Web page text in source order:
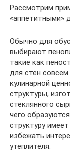
Рассмотрим
«аппетитными»
Обычно для
выбирают
такие как
для стен
кулинарной
структуры,
стеклянного
чего
структуру
избежать
утеплителя.